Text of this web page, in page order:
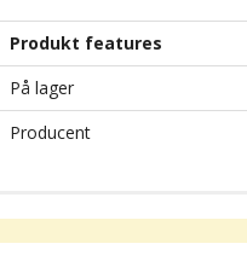
Produkt features
På lager
Producent